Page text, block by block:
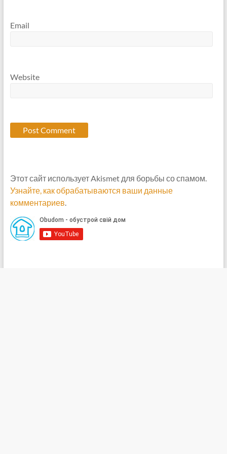
Email
Website
Этот сайт использует Akismet для борьбы со спамом.
Узнайте, как обрабатываются ваши данные
комментариев.